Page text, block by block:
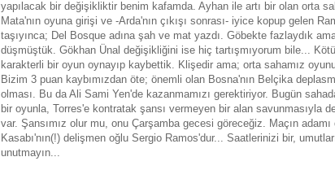
yapılacak bir değişikliktir benim kafamda. Ayhan ile artı bir olan orta
Mata'nın oyuna girişi ve -Arda'nın çıkışı sonrası- iyice kopup gelen
taşıyınca; Del Bosque adına şah ve mat yazdı. Göbekte fazlaydık
düşmüştük. Gökhan Ünal değişikliğini ise hiç tartışmıyorum bile...
karakterli bir oyun oynayıp kaybettik. Klişedir ama; orta sahamız
Bizim 3 puan kaybımızdan öte; önemli olan Bosna'nın Belçika
olması. Bu da Ali Sami Yen'de kazanmamızı gerektiriyor. Bugün
bir oyunla, Torres'e kontratak şansı vermeyen bir alan savunmasıyla
var. Şansımız olur mu, onu Çarşamba gecesi göreceğiz. Maçın
Kasabı'nın(!) delişmen oğlu Sergio Ramos'dur... Saatlerinizi bir,
unutmayın...